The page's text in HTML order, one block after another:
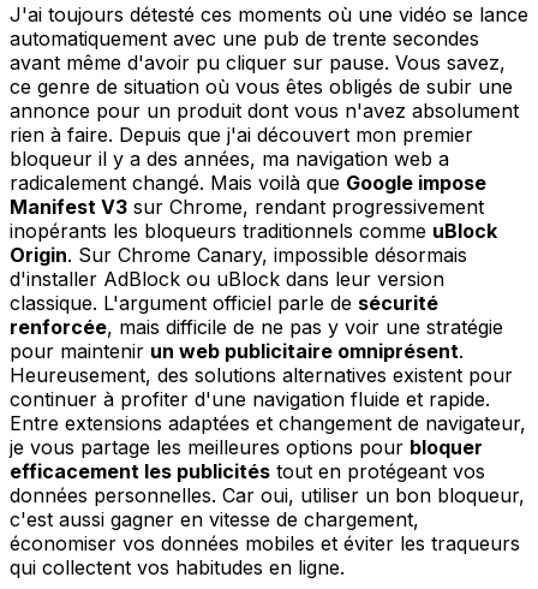
J'ai toujours détesté ces moments où une vidéo se lance
automatiquement avec une pub de trente secondes
avant même d'avoir pu cliquer sur pause. Vous savez,
ce genre de situation où vous êtes obligés de subir une
annonce pour un produit dont vous n'avez absolument
rien à faire. Depuis que j'ai découvert mon premier
bloqueur il y a des années, ma navigation web a
radicalement changé. Mais voilà que Google impose
Manifest V3 sur Chrome, rendant progressivement
inopérants les bloqueurs traditionnels comme uBlock
Origin. Sur Chrome Canary, impossible désormais
d'installer AdBlock ou uBlock dans leur version
classique. L'argument officiel parle de sécurité
renforcée, mais difficile de ne pas y voir une stratégie
pour maintenir un web publicitaire omniprésent.
Heureusement, des solutions alternatives existent pour
continuer à profiter d'une navigation fluide et rapide.
Entre extensions adaptées et changement de navigateur,
je vous partage les meilleures options pour bloquer
efficacement les publicités tout en protégeant vos
données personnelles. Car oui, utiliser un bon bloqueur,
c'est aussi gagner en vitesse de chargement,
économiser vos données mobiles et éviter les traqueurs
qui collectent vos habitudes en ligne.